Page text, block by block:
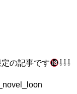
の記事です ⇩⇩⇩